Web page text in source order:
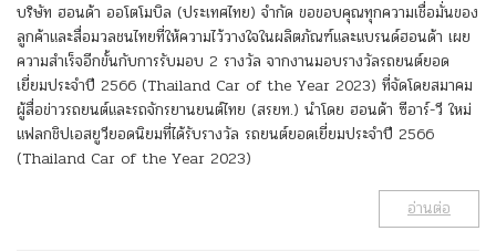
บริษัท ฮอนด้า ออโตโมบิล (ประเทศไทย) จำกัด ขอขอบคุณทุกความเชื่อมั่นของ
ลูกค้าและสื่อมวลชนไทยที่ให้ความไว้วางใจในผลิตภัณฑ์และแบรนด์ฮอนด้า เผย
ความสำเร็จอีกขั้นกับการรับมอบ 2 รางวัล จากงานมอบรางวัลรถยนต์ยอด
เยี่ยมประจำปี 2566 (Thailand Car of the Year 2023) ที่จัดโดยสมาคม
ผู้สื่อข่าวรถยนต์และรถจักรยานยนต์ไทย (สรยท.) นำโดย ฮอนด้า ซีอาร์-วี ใหม่
แฟลกชิปเอสยูวียอดนิยมที่ได้รับรางวัล รถยนต์ยอดเยี่ยมประจำปี 2566
(Thailand Car of the Year 2023)
อ่านต่อ